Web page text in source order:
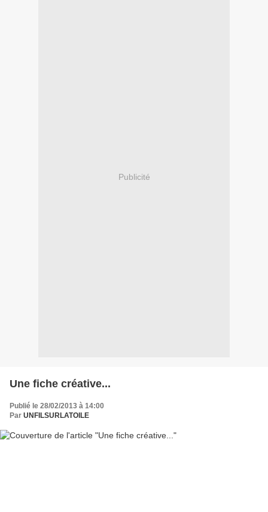
Publicité
Une fiche créative...
Publié le 28/02/2013 à 14:00
Par UNFILSURLATOILE